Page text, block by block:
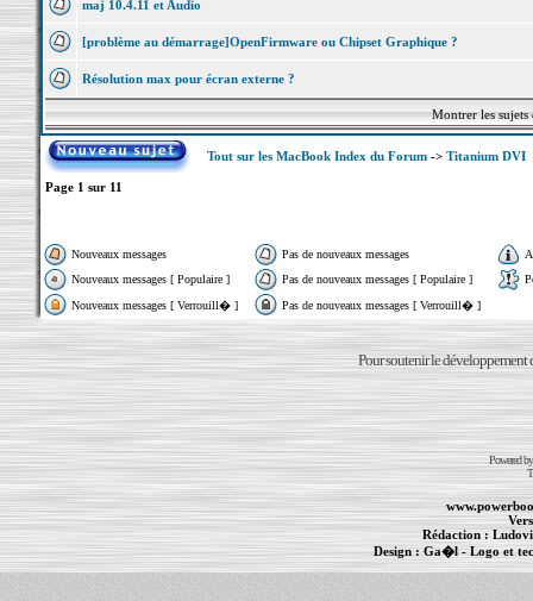
maj 10.4.11 et Audio
[problème au démarrage]OpenFirmware ou Chipset Graphique ?
Résolution max pour écran externe ?
Montrer les
Tout sur les MacBook Index du Forum-> Titanium DVI
Page 1 sur 11
Nouveaux messages Pas de nouveaux messages
Nouveaux messages [ Populaire ]
Pas de nouveaux messages [ Populaire ]
Nouveaux messages [ Verrouill� ]
Pas de nouveaux messages [ Verrouill� ]
Pour soutenir le développement
Powered
Rédaction :
Design :Ga�l - Logo et
PowerBook-MacBook Pro